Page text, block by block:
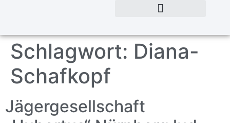
Schlagwort: Diana-
Schafkopf
Jägergesellschaft